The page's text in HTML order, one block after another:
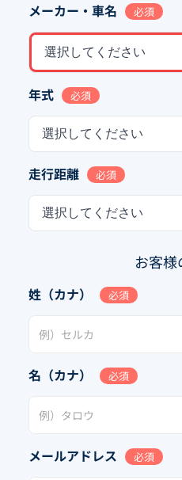
メーカー・車名 必須
選択してください
年式 必須
選択してください
走行距離 必須
選択してください
お客
姓（カナ） 必須
名（カナ） 必須
メールアドレス 必須